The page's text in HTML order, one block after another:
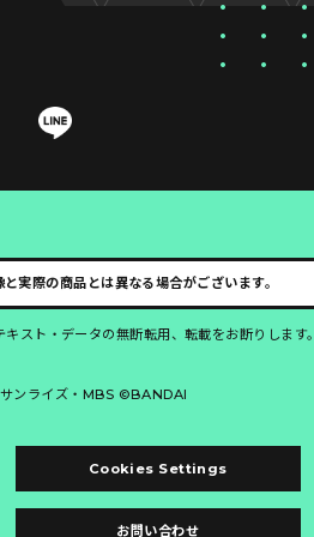
実際の商品とは異なる場合がございます。
スト・データの無断転用、転載をお断りします。
ンライズ・MBS ©BANDAI
Cookies Settings
お問い合わせ